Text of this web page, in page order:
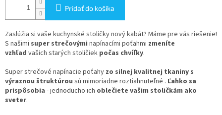
Pridať do košíka
Zaslúžia si vaše kuchynské stoličky nový kabát? Máme pre vás riešenie!
S našimi super strečovými napínacími poťahmi zmeníte
vzhľad vašich starých stoličiek počas chvíľky.
Super strečové napínacie poťahy zo silnej kvalitnej tkaniny s
výraznou štruktúrou sú mimoriadne roztiahnuteľné . Ľahko sa
prispôsobia - jednoducho ich oblečiete vašim stoličkám ako
sveter.